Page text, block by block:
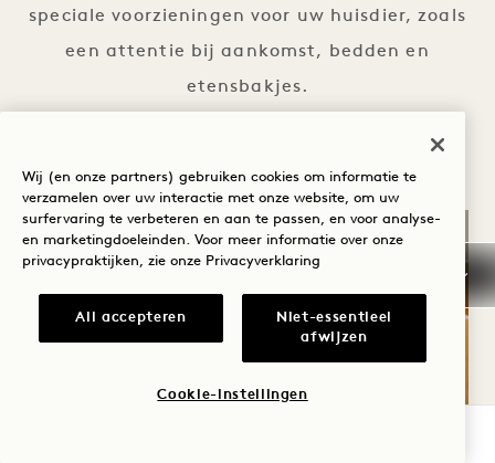
speciale voorzieningen voor uw huisdier, zoals
een attentie bij aankomst, bedden en
etensbakjes.
Wij (en onze partners) gebruiken cookies om informatie te
verzamelen over uw interactie met onze website, om uw
surfervaring te verbeteren en aan te passen, en voor analyse-
en marketingdoeleinden. Voor meer informatie over onze
privacypraktijken, zie onze Privacyverklaring
All accepteren
Niet-essentieel
afwijzen
Cookie-instellingen